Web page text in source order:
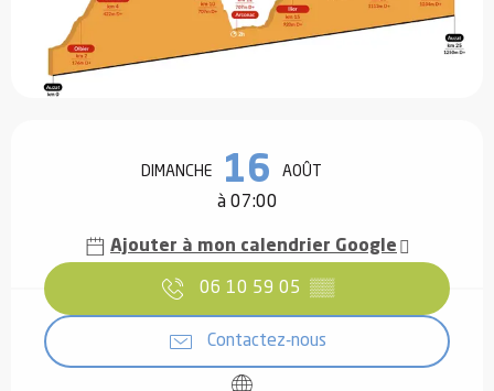
DIMANCHE 16 AOÛT
à 07:00
Ajouter à mon calendrier Google
06 10 59 05 ▒▒
Contactez-nous